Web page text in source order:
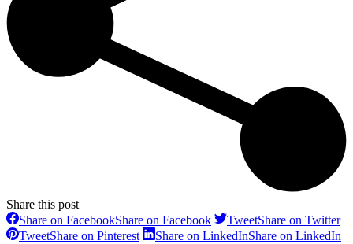
Share this post
Share on FacebookShare on Facebook TweetShare on Twitter
TweetShare on Pinterest Share on LinkedInShare on LinkedIn